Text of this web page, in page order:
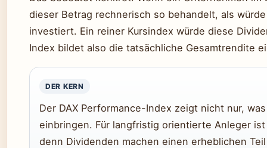
dieser Betrag rechnerisch so behandelt, als
investiert. Ein reiner Kursindex würde diese
Index bildet also die tatsächliche Gesamtrendite
DER KERN
Der DAX Performance-Index zeigt nicht nur,
einbringen. Für langfristig orientierte Anleger
denn Dividenden machen einen erheblichen